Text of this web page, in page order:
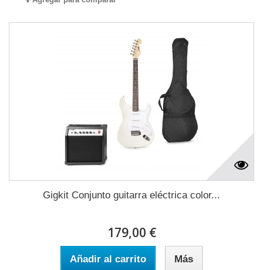
Gigkit Conjunto guitarra eléctrica color...
179,00 €
Añadir al carrito Más